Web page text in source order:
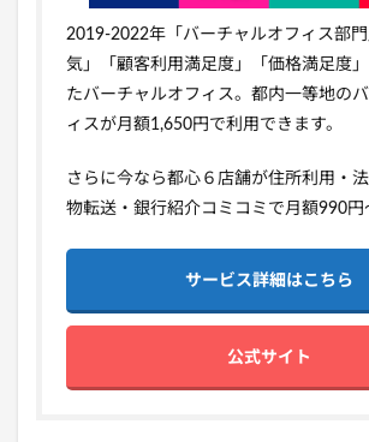
2019-2022年「バーチャルオフィス部
気」「顧客利用満足度」「価格満足度
たバーチャルオフィス。都内一等地の
ィスが月額1,650円で利用できます。
さらに今なら都心６店舗が住所利用・
物転送・銀行紹介コミコミで月額990円
サービス詳細はこちら
公式サイト